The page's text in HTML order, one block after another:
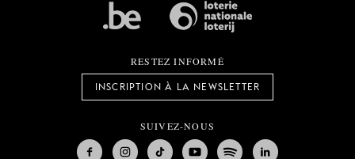
RESTEZ INFORMÉ
INSCRIPTION À LA NEWSLETTER
SUIVEZ-NOUS